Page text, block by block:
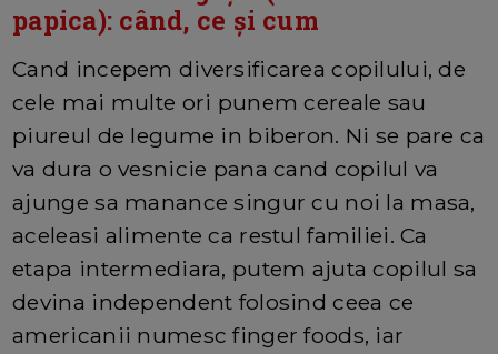
papica): când, ce și cum
Cand incepem diversificarea copilului, de
cele mai multe ori punem cereale sau
piureul de legume in biberon. Ni se pare ca
va dura o vesnicie pana cand copilul va
ajunge sa manance singur cu noi la masa,
aceleasi alimente ca restul familiei. Ca
etapa intermediara, putem ajuta copilul sa
devina independent folosind ceea ce
americanii numesc finger foods, iar